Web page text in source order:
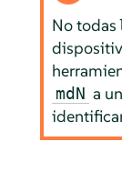
No todas
mdN a